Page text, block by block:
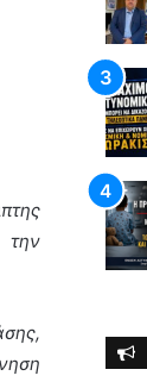
την